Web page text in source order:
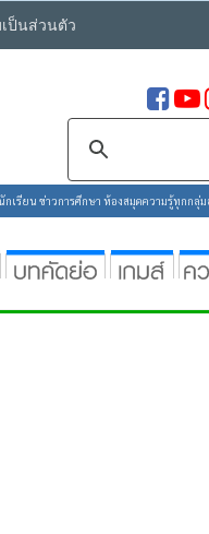
ป็นส่วนตัว
เรียน ข่าวการศึกษา ห้องสมุดความรู้ทุกกลุ่